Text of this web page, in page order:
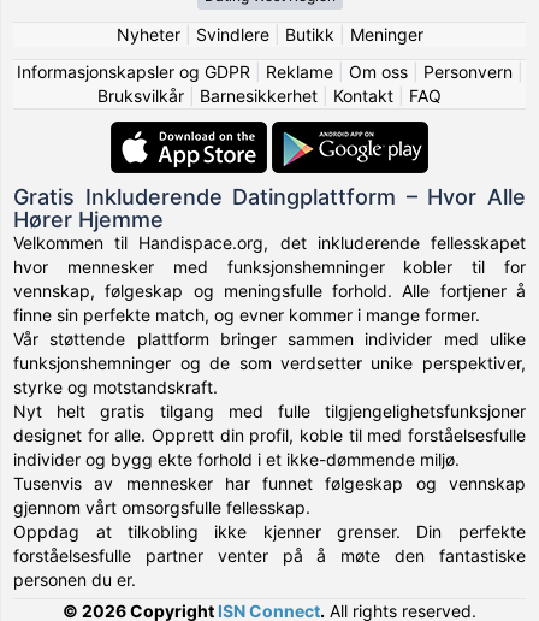
Nyheter| Svindlere| Butikk
Meninger
Informasjonskapsler og GDPR
Reklame| Om oss| Personvern|
Bruksvilkår
Barnesikkerhet Kontakt FAQ
Gratis Inkluderende Datingplattform – Hvor Alle
Hører Hjemme
Velkommen til Handispace.org, det inkluderende fellesskapet
hvor mennesker med funksjonshemninger kobler til for
vennskap, følgeskap og meningsfulle forhold. Alle fortjener å
finne sin perfekte match, og evner kommer i mange former.
Vår støttende plattform bringer sammen individer med ulike
funksjonshemninger og de som verdsetter unike perspektiver,
styrke og motstandskraft.
Nyt helt gratis tilgang med fulle tilgjengelighetsfunksjoner
designet for alle. Opprett din profil, koble til med forståelsesfulle
individer og bygg ekte forhold i et ikke-dømmende miljø.
Tusenvis av mennesker har funnet følgeskap og vennskap
gjennom vårt omsorgsfulle fellesskap.
Oppdag at tilkobling ikke kjenner grenser. Din perfekte
forståelsesfulle partner venter på å møte den fantastiske
personen du er.
© 2026 Copyright ISN Connect. All rights reserved.